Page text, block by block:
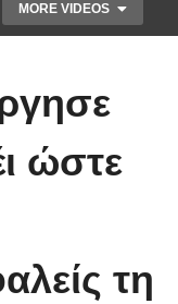
MORE VIDEOS
ώστε
τη